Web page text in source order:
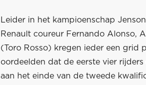
Leider in het kampioenschap
Renault coureur Fernando Alonso,
(Toro Rosso) kregen ieder een grid
oordeelden dat de eerste vier
aan het einde van de tweede